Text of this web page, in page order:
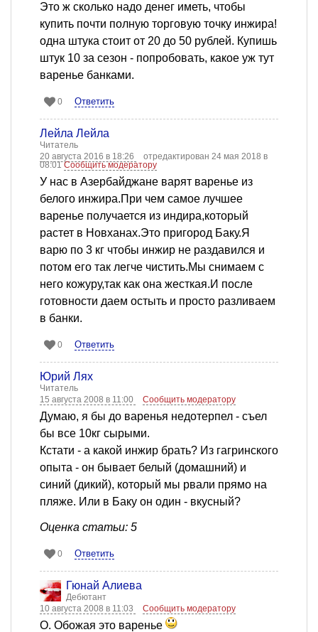
Это ж сколько надо денег иметь, чтобы
купить почти полную торговую точку инжира!
одна штука стоит от 20 до 50 рублей. Купишь
штук 10 за сезон - попробовать, какое уж тут
варенье банками.
0 Ответить
Лейла Лейла
Читатель
20 августа 2016 в 18:26
отредактирован 24 мая 2018 в
08:01Сообщить модератору
У нас в Азербайджане варят варенье из
белого инжира.При чем самое лучшее
варенье получается из индира,который
растет в Новханах.Это пригород Баку.Я
варю по 3 кг чтобы инжир не раздавился и
потом его так легче чистить.Мы снимаем с
него кожуру,так как она жесткая.И после
готовности даем остыть и просто разливаем
в банки.
0 Ответить
Юрий Лях
Читатель
15 августа 2008 в 11:00
Сообщить модератору
Думаю, я бы до варенья недотерпел - съел
бы все 10кг сырыми.
Кстати - а какой инжир брать? Из гагринского
опыта - он бывает белый (домашний) и
синий (дикий), который мы рвали прямо на
пляже. Или в Баку он один - вкусный?
Оценка статьи: 5
0 Ответить
Гюнай Алиева
Дебютант
10 августа 2008 в 11:03
Сообщить модератору
О. Обожая это варенье